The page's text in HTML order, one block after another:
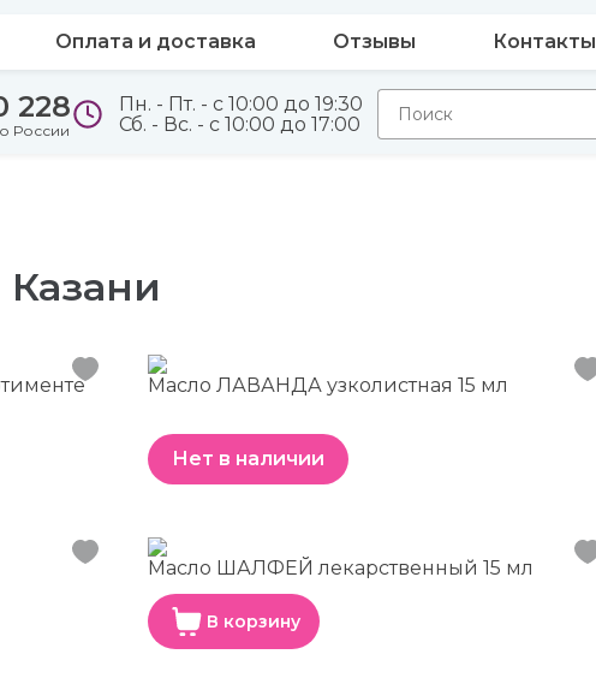
Оплата и доставка Отзывы Контакты
228
России
Пн. - Пт. - с 10:00 до 19:30
Сб. - Вс. - с 10:00 до 17:00
Масло ЛАВАНДА узколистная 15 мл
Нет в наличии
Масло ШАЛФЕЙ лекарственный 15 мл
В корзину